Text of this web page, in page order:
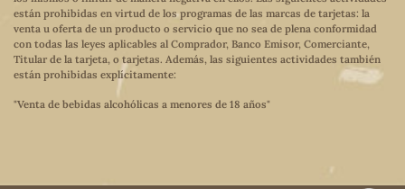
están prohibidas en virtud de los programas de las marcas de tarjetas: la
venta u oferta de un producto o servicio que no sea de plena conformidad
con todas las leyes aplicables al Comprador, Banco Emisor, Comerciante,
Titular de la tarjeta, o tarjetas. Además, las siguientes actividades también
están prohibidas explícitamente:
"Venta de bebidas alcohólicas a menores de 18 años"